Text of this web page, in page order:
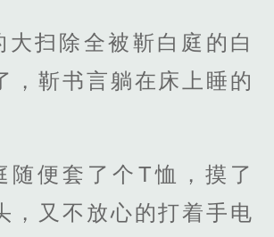
大扫除全被靳白庭的白
，靳书言躺在床上睡的
随便套了个T恤，摸了
，又不放心的打着手电